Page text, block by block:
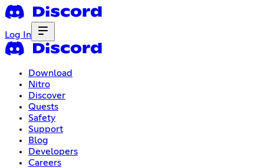
Log In
Download
Nitro
Discover
Quests
Safety
Support
Blog
Developers
Careers